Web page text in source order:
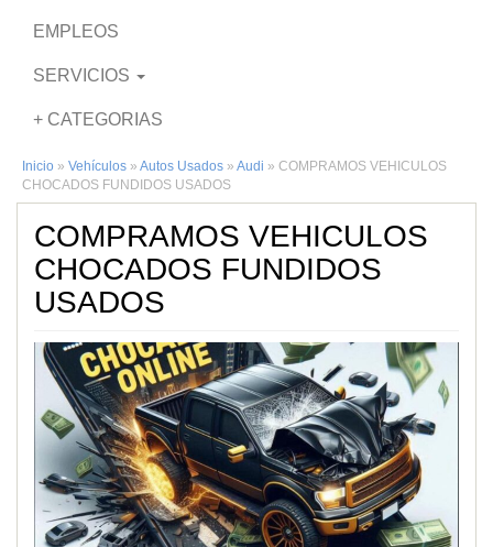
EMPLEOS
SERVICIOS
+ CATEGORIAS
Inicio » Vehículos » Autos Usados » Audi » COMPRAMOS VEHICULOS
CHOCADOS FUNDIDOS USADOS
COMPRAMOS VEHICULOS
CHOCADOS FUNDIDOS
USADOS